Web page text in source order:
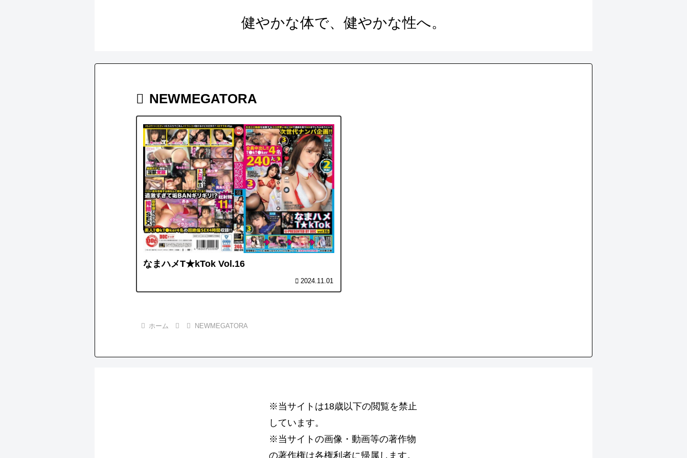
健やかな体で、健やかな性へ。
NEWMEGATORA
なまハメT★kTok Vol.16
2024.11.01
ホーム NEWMEGATORA
※当サイトは18歳以下の閲覧を禁止
しています。
※当サイトの画像・動画等の著作物
の著作権は各権利者に帰属します。